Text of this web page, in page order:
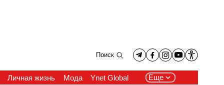
Поиск
Личная жизнь Мода Ynet Global Еще